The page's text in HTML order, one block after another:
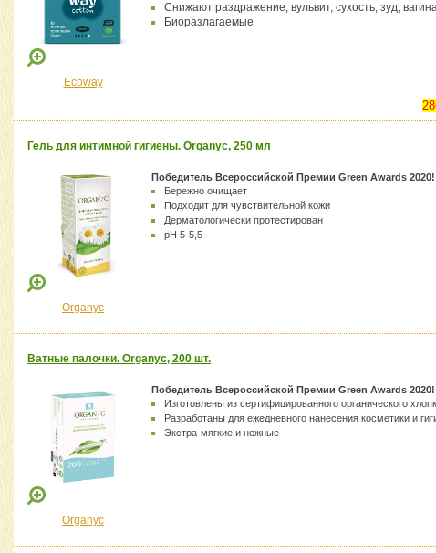
Снижают раздражение, вульвит, сухость, зуд,
Биоразлагаемые
Ecoway
Гель для интимной гигиены. Organyc, 250 мл
Победитель Всероссийской Премии Green Awards 2020!
Бережно очищает
Подходит для чувствительной кожи
Дерматологически протестирован
pH 5-5,5
Organyc
Ватные палочки. Organyc, 200 шт.
Победитель Всероссийской Премии Green Awards 2020!
Изготовлены из сертифицированного органического
Разработаны для ежедневного нанесения косметики и
Экстра-мягкие и нежные
Organyc